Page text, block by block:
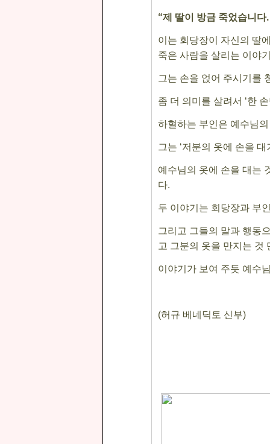
“제 딸이 방금 죽었습니다
이는 회당장이 자신의 딸
죽은 사람을 살리는 이야
그는 손을 얹어 주시기를
좀 더 의미를 살려서 ‘한
하혈하는 부인은 예수님
그는 ‘저분의 옷에 손을
예수님의 옷에 손을 대는
다.
두 이야기는 회당장과 부
그리고 그들의 말과 행동
고 그분의 옷을 만지는 것
이야기가 보여 주듯 예수
(허규 베네딕토 신부)